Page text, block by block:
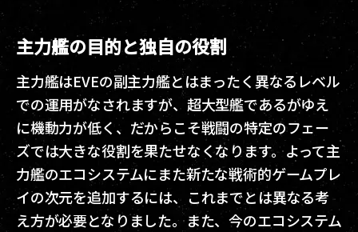
主力艦の目的と独自の役割
主力艦はEVEの副主力艦とはまったく異なるレベル
での運用がなされますが、超大型艦であるがゆえ
に機動力が低く、だからこそ戦闘の特定のフェー
ズでは大きな役割を果たせなくなります。よって主
力艦のエコシステムにまた新たな戦術的ゲームプレ
イの次元を追加するには、これまでとは異なる考
え方が必要となりました。また、今のエコシステム